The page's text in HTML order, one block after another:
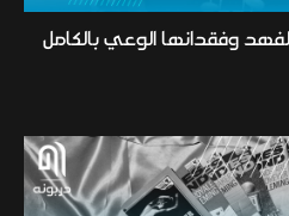
وفقدانها الوعي بالكامل